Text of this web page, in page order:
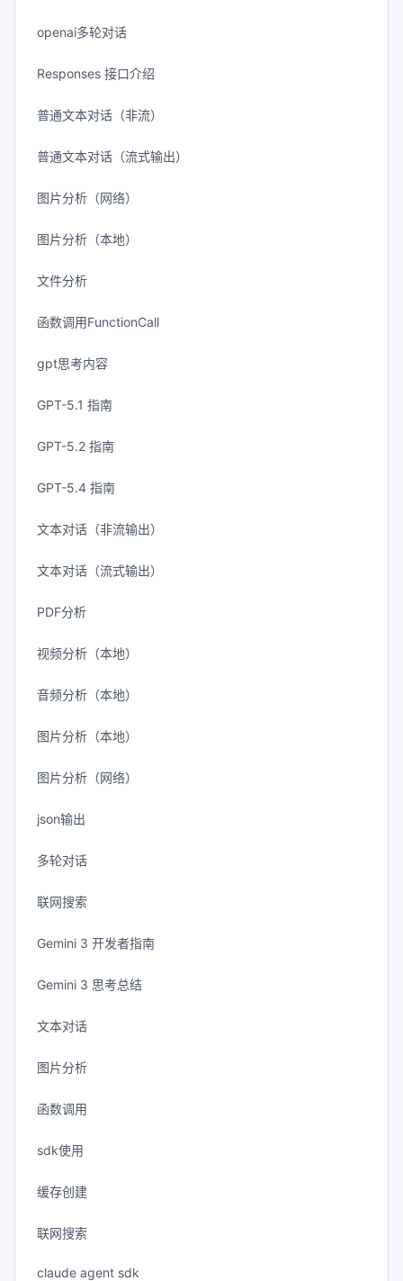
openai多轮对话
Responses 接口介绍
普通文本对话（非流）
普通文本对话（流式输出）
图片分析（网络）
图片分析（本地）
文件分析
函数调用FunctionCall
gpt思考内容
GPT-5.1 指南
GPT-5.2 指南
GPT-5.4 指南
文本对话（非流输出）
文本对话（流式输出）
PDF分析
视频分析（本地）
音频分析（本地）
图片分析（本地）
图片分析（网络）
json输出
多轮对话
联网搜索
Gemini 3 开发者指南
Gemini 3 思考总结
文本对话
图片分析
函数调用
sdk使用
缓存创建
联网搜索
claude agent sdk